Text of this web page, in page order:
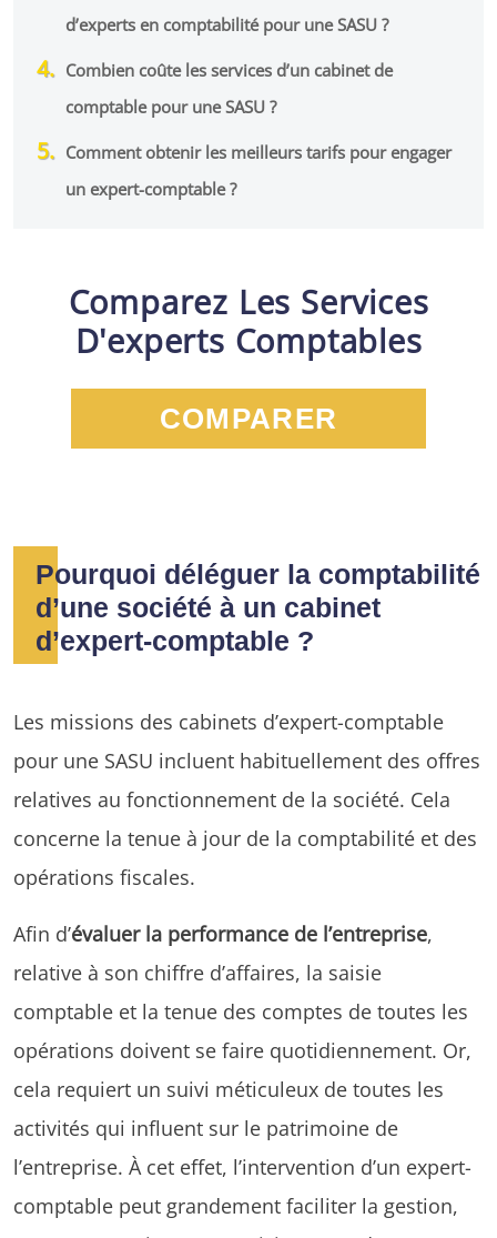
d’experts en comptabilité pour une SASU ?
Combien coûte les services d’un cabinet de
comptable pour une SASU ?
Comment obtenir les meilleurs tarifs pour engager
un expert-comptable ?
Comparez Les Services
D'experts Comptables
COMPARER
Pourquoi déléguer la comptabilité
d’une société à un cabinet
d’expert-comptable ?
Les missions des cabinets d’expert-comptable
pour une SASU incluent habituellement des offres
relatives au fonctionnement de la société. Cela
concerne la tenue à jour de la comptabilité et des
opérations fiscales.
Afin d’évaluer la performance de l’entreprise,
relative à son chiffre d’affaires, la saisie
comptable et la tenue des comptes de toutes les
opérations doivent se faire quotidiennement. Or,
cela requiert un suivi méticuleux de toutes les
activités qui influent sur le patrimoine de
l’entreprise. À cet effet, l’intervention d’un expert-
comptable peut grandement faciliter la gestion,